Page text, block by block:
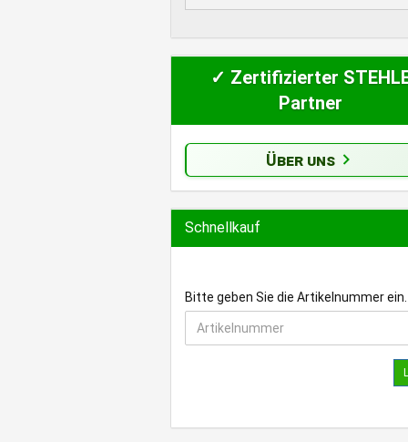
✓ Zertifizierter
Partner
Über uns
Schnellkauf
BITTE
GEBEN
SIE
Bitte geben Sie die Artikelnummer ein.